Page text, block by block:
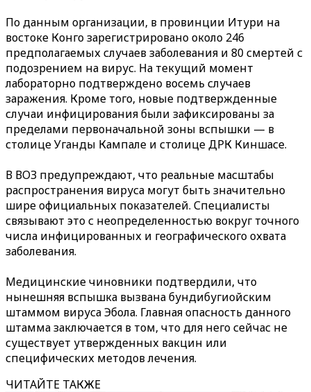
По данным организации, в провинции Итури на
востоке Конго зарегистрировано около 246
предполагаемых случаев заболевания и 80 смертей с
подозрением на вирус. На текущий момент
лабораторно подтверждено восемь случаев
заражения. Кроме того, новые подтвержденные
случаи инфицирования были зафиксированы за
пределами первоначальной зоны вспышки — в
столице Уганды Кампале и столице ДРК Киншасе.
В ВОЗ предупреждают, что реальные масштабы
распространения вируса могут быть значительно
шире официальных показателей. Специалисты
связывают это с неопределенностью вокруг точного
числа инфицированных и географического охвата
заболевания.
Медицинские чиновники подтвердили, что
нынешняя вспышка вызвана бундибугиойским
штаммом вируса Эбола. Главная опасность данного
штамма заключается в том, что для него сейчас не
существует утвержденных вакцин или
специфических методов лечения.
ЧИТАЙТЕ ТАКЖЕ